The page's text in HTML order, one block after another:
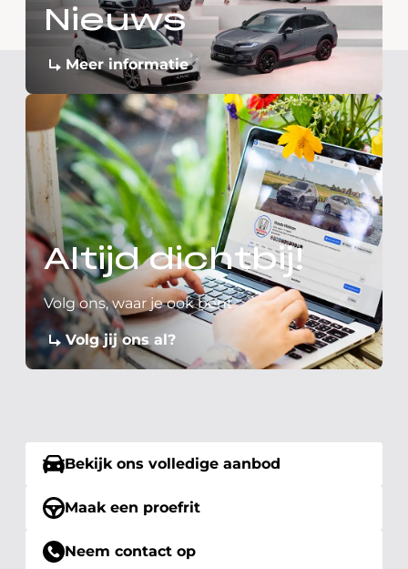
Nieuws
Meer informatie
Altijd dichtbij!
Volg ons, waar je ook bent
Volg jij ons al?
Bekijk ons volledige aanbod
Maak een proefrit
Neem contact op